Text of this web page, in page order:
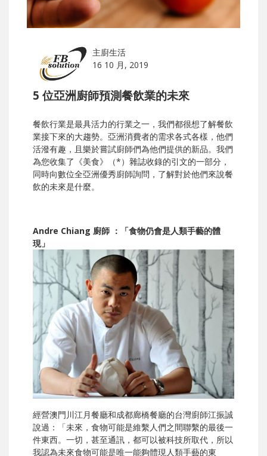
主廚生活
16 10 月, 2019
5 位亞洲廚師預測餐飲業的未來
餐飲行業是最具活力的行業之一，我們都很想了解餐飲
業接下來的大趨勢。亞洲消費者的需求各式各樣，他們
活潑有趣，且樂於嘗試廚師們為他們提供的新品。我們
為您收集了《美食》（*）雜誌收錄的引文的一部分，
同時向數位全亞洲優秀廚師詢問，了解對於他們來說餐
飲的未來是什麼。
Andre Chiang 廚師 ：「食物仍會是人類手藝的體
現」
經營澳門川江月餐廳和成都廊橋餐廳的台灣廚師江振誠
說過：「未來，食物可能是維繫人們之間聯繫的最後一
件東西。一切，甚至通訊，都可以被科技所取代，所以
我認為未來食物可能是唯一能夠體現人類手藝的東